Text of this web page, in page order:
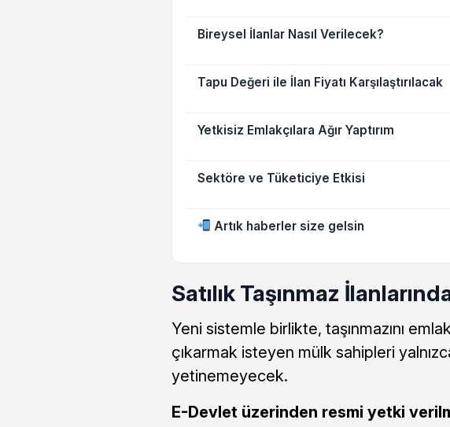
Bireysel İlanlar Nasıl Verilecek?
Tapu Değeri ile İlan Fiyatı Karşılaştırılacak
Yetkisiz Emlakçılara Ağır Yaptırım
Sektöre ve Tüketiciye Etkisi
Artık haberler size gelsin
Satılık Taşınmaz
Yeni sistemle birlikte, taşınmazını
çıkarmak isteyen mülk sahipleri
yetinemeyecek.
E-Devlet üzerinden resmi yetki